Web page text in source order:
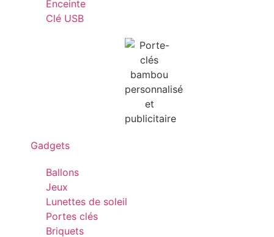
Enceinte
Clé USB
Gadgets
Ballons
Jeux
Lunettes de soleil
Portes clés
Briquets